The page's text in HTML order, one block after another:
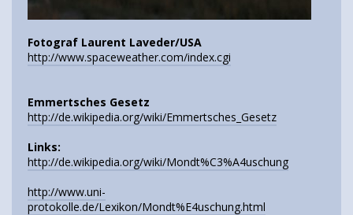
Fotograf Laurent Laveder/USA
http://www.spaceweather.com/index.cgi
Emmertsches Gesetz
http://de.wikipedia.org/wiki/Emmertsches_Gesetz
Links:
http://de.wikipedia.org/wiki/Mondt%C3%A4uschung
http://www.uni-
protokolle.de/Lexikon/Mondt%E4uschung.html